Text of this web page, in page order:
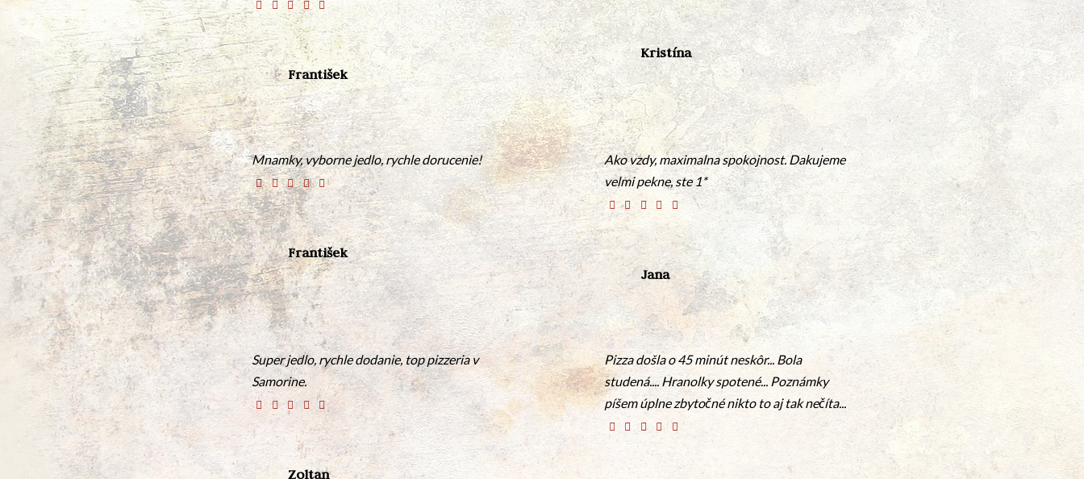
František
Kristína
Mnamky, vyborne jedlo, rychle dorucenie!
František
Ako vzdy, maximalna spokojnost. Dakujeme
velmi pekne, ste 1*
Jana
Super jedlo, rychle dodanie, top pizzeria v
Samorine.
Zoltan
Pizza došla o 45 minút neskôr... Bola
studená.... Hranolky spotené... Poznámky
píšem úplne zbytočné nikto to aj tak nečíta...